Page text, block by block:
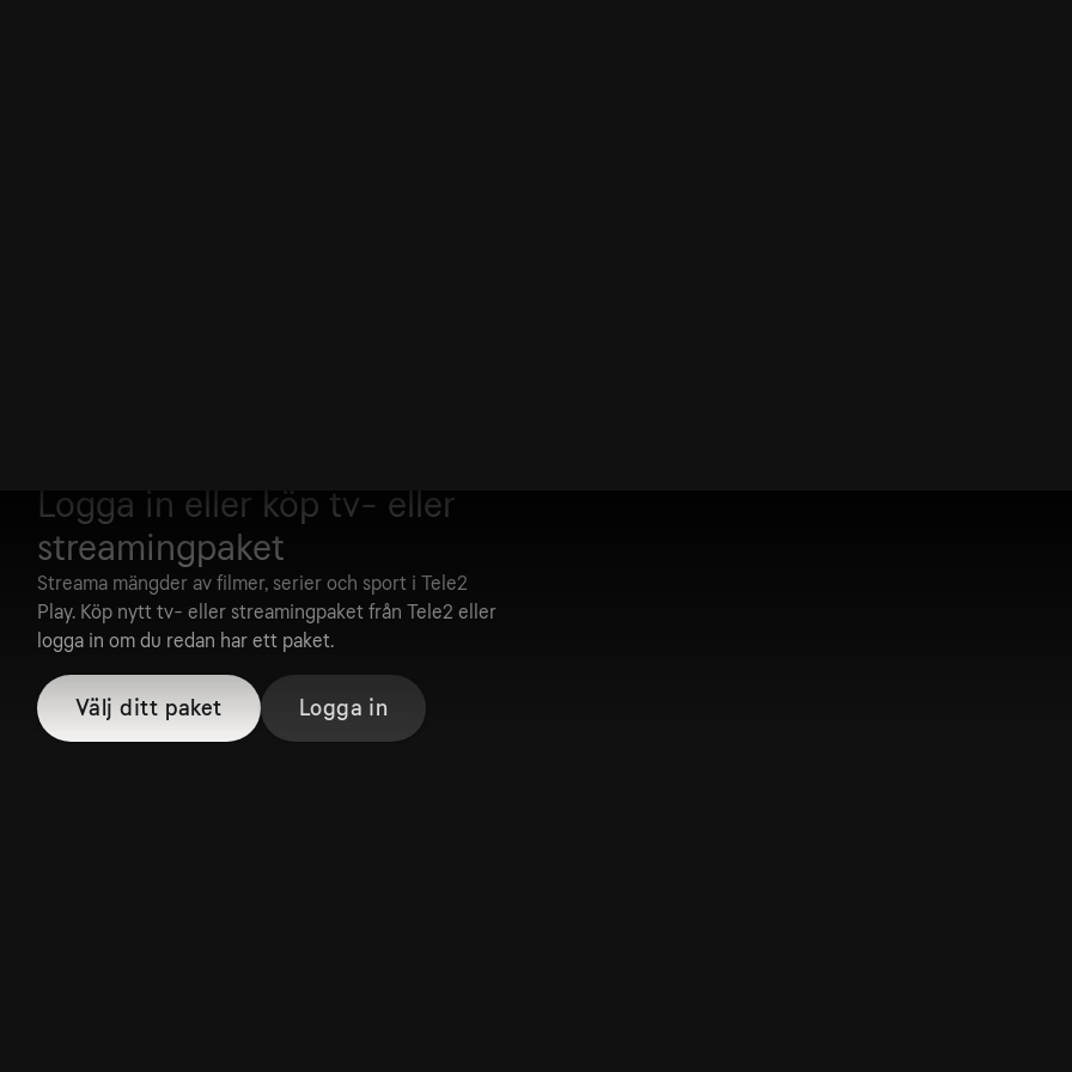
Logga in eller köp tv- eller
streamingpaket
Streama mängder av filmer, serier och sport i Tele2
Play. Köp nytt tv- eller streamingpaket från Tele2 eller
logga in om du redan har ett paket.
Välj ditt paket Logga in